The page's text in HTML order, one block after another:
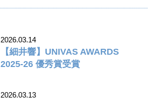
2026.03.14
【細井響】UNIVAS AWARDS
2025-26 優秀賞受賞
2026.03.13